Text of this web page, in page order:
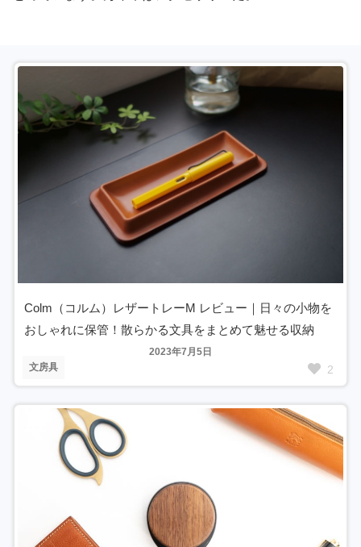
文房具
2023年7月5日
Colm（コルム）レザートレーM レビュー｜日々の小物を
おしゃれに保管！散らかる文具をまとめて魅せる収納
2